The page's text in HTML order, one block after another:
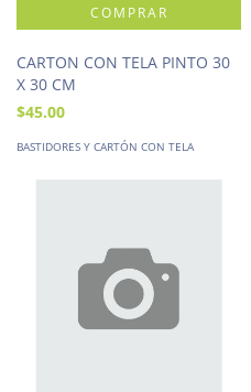
CARTON CON TELA PINTO 30
X 30 CM
$45.00
BASTIDORES Y CARTÓN CON TELA